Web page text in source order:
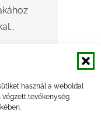
használ a weboldal
tevékenység